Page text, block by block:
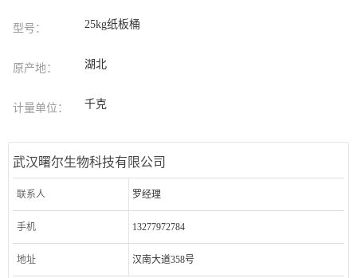
型号： 25kg纸板桶
原产地： 湖北
计量单位： 千克
武汉曙尔生物科技有限公司
联系人 罗经理
手机 13277972784
地址 汉南大道358号